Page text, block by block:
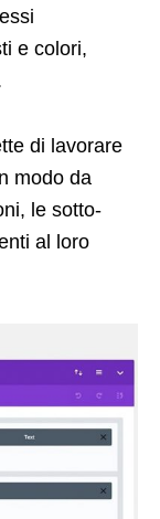
e colori,
di lavorare
modo da
le sotto-
al loro